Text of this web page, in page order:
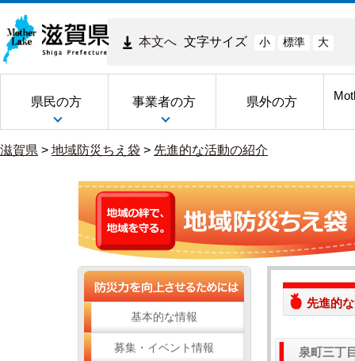
本文へ 文字サイズ 小 標準 大
県民の方 事業者の方 県外の方
滋賀県 > 地域防災ちえ袋 > 先進的な活動の紹介
基本的な情報
募集・イベント情報
先進的
泉町三丁